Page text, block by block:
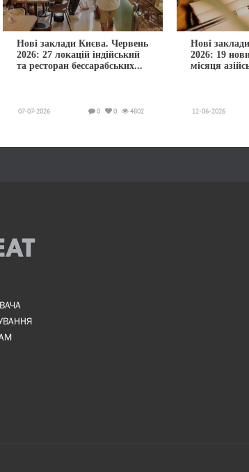
Нові заклади Києва. Червень
2026: 27 локацій індійський
та ресторан бессарабських...
07-07-2026 4802
0
0
Нові
2026: 19
місяця
12-06-2026